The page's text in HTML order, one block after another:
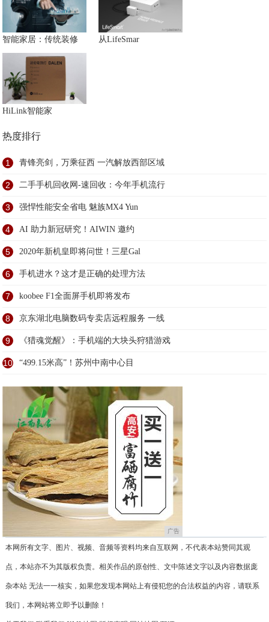
智能家居：传统装修 从LifeSmar
HiLink智能家
热度排行
1 青锋亮剑，万乘征西 一汽解放西部区域
2 二手手机回收网-速回收：今年手机流行
3 强悍性能安全省电 魅族MX4 Yun
4 AI 助力新冠研究！AIWIN 邀约
5 2020年新机皇即将问世！三星Gal
6 手机进水？这才是正确的处理方法
7 koobee F1全面屏手机即将发布
8 京东湖北电脑数码专卖店远程服务 一线
9 《猎魂觉醒》：手机端的大块头狩猎游戏
10 “499.15米高”！苏州中南中心目
广告
本网所有文字、图片、视频、音频等资料均来自互联网，不代表本站赞同其观
点，本站亦不为其版权负责。相关作品的原创性、文中陈述文字以及内容数据庞
杂本站 无法一一核实，如果您发现本网站上有侵犯您的合法权益的内容，请联系
我们，本网站将立即予以删除！